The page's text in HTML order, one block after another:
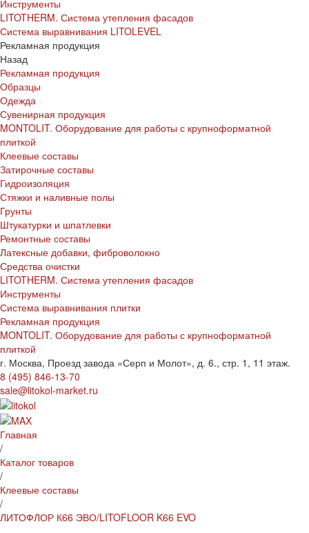
Инструменты
LITOTHERM. Система утепления фасадов
Система выравнивания LITOLEVEL
Рекламная продукция
Назад
Рекламная продукция
Образцы
Одежда
Сувенирная продукция
MONTOLIT. Оборудование для работы с крупноформатной
плиткой
Клеевые составы
Затирочные составы
Гидроизоляция
Стяжки и наливные полы
Грунты
Штукатурки и шпатлевки
Ремонтные составы
Латексные добавки, фиброволокно
Средства очистки
LITOTHERM. Система утепления фасадов
Инструменты
Система выравнивания плитки
Рекламная продукция
MONTOLIT. Оборудование для работы с крупноформатной
плиткой
г. Москва, Проезд завода «Серп и Молот», д. 6., стр. 1, 11 этаж.
8 (495) 846-13-70
sale@litokol-market.ru
Главная
/
Каталог товаров
/
Клеевые составы
/
ЛИТОФЛОР К66 ЭВО/LITOFLOOR K66 EVO